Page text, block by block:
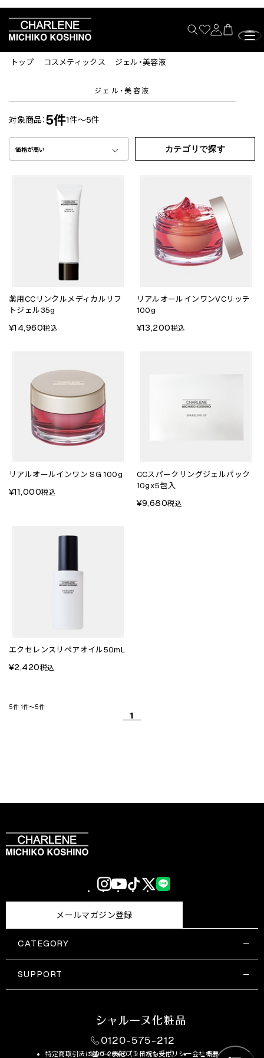
トップ コスメティックス ジェル・美容液
ジェル・美容液
対象商品：5件1件～5件
価格が高い カテゴリで探す
薬用CCリンクルメディカルリフ
トジェル35g
¥14,960税込
リアルオールインワンVCリッチ
100g
¥13,200税込
リアルオールインワン SG 100g
¥11,000税込
CCスパークリングジェルパック
10gx5包入
¥9,680税込
エクセレンスリペアオイル50mL
¥2,420税込
5件 1件～5件
1
CATEGORY
サプリメント・保健機能食品
SUPPORT
0120-575-212
9:00-20:00 （土日祝も受付）
メールマガジン登録
特定商取引法に基づく表記プライバシーポリシー会社概要